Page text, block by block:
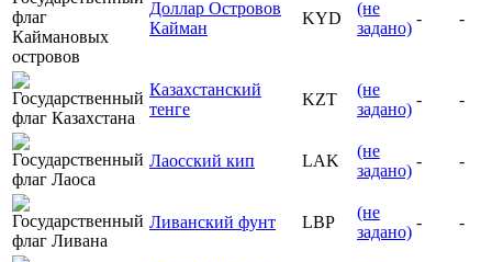
Доллар Островов
Кайман
KYD
(не
задано)
- -
Казахстанский
тенге
KZT
(не
задано)
- -
Лаосский кип LAK
(не
задано)
- -
Ливанский фунт LBP
(не
задано)
- -